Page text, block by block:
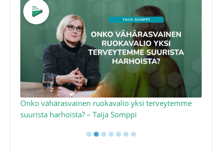
Onko vähärasvainen ruokavalio yksi terveytemme
suurista harhoista? – Taija Somppi
●●●●●●●